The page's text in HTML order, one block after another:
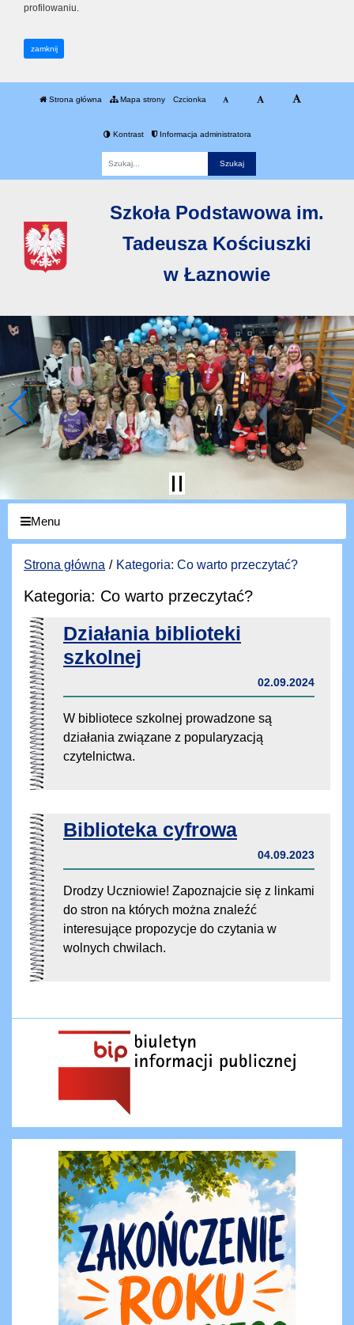
profilowaniu.
zamknij
Strona główna Mapa strony Czcionka
Kontrast Informacja administratora
Szkoła Podstawowa im.
Tadeusza Kościuszki
w Łaznowie
Menu
Strona główna Kategoria: Co warto przeczytać?
Kategoria: Co warto przeczytać?
Działania biblioteki
szkolnej
02.09.2024
W bibliotece szkolnej prowadzone są
działania związane z popularyzacją
czytelnictwa.
Biblioteka cyfrowa
04.09.2023
Drodzy Uczniowie! Zapoznajcie się z linkami
do stron na których można znaleźć
interesujące propozycje do czytania w
wolnych chwilach.